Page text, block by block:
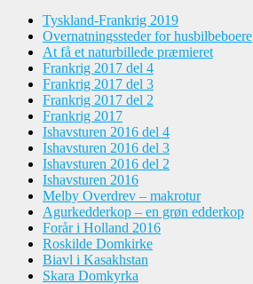
Tyskland-Frankrig 2019
Overnatningssteder for husbilbeboere
At få et naturbillede præmieret
Frankrig 2017 del 4
Frankrig 2017 del 3
Frankrig 2017 del 2
Frankrig 2017
Ishavsturen 2016 del 4
Ishavsturen 2016 del 3
Ishavsturen 2016 del 2
Ishavsturen 2016
Melby Overdrev – makrotur
Agurkedderkop – en grøn edderkop
Forår i Holland 2016
Roskilde Domkirke
Biavl i Kasakhstan
Skara Domkyrka